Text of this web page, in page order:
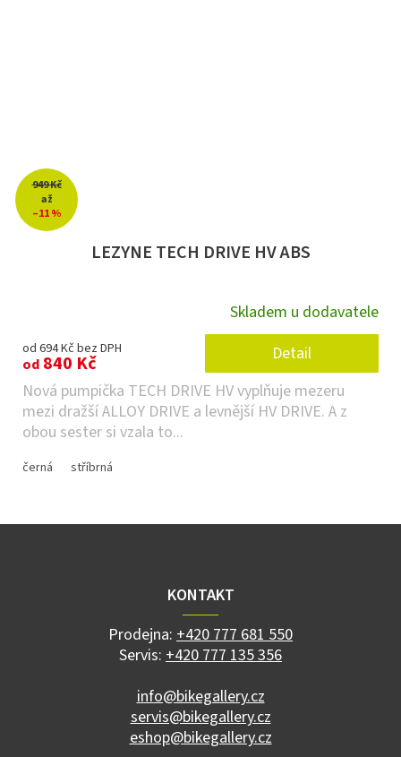
949 Kč
až
–11 %
LEZYNE TECH DRIVE HV ABS
Skladem u dodavatele
od 694 Kč bez DPH
od 840 Kč
Detail
Nová pumpička TECH DRIVE HV vyplňuje mezeru
mezi dražší ALLOY DRIVE a levnější HV DRIVE. A z
obou sester si vzala to...
černá stříbrná
KONTAKT
Prodejna: +420 777 681 550
Servis: +420 777 135 356
info@bikegallery.cz
servis@bikegallery.cz
eshop@bikegallery.cz